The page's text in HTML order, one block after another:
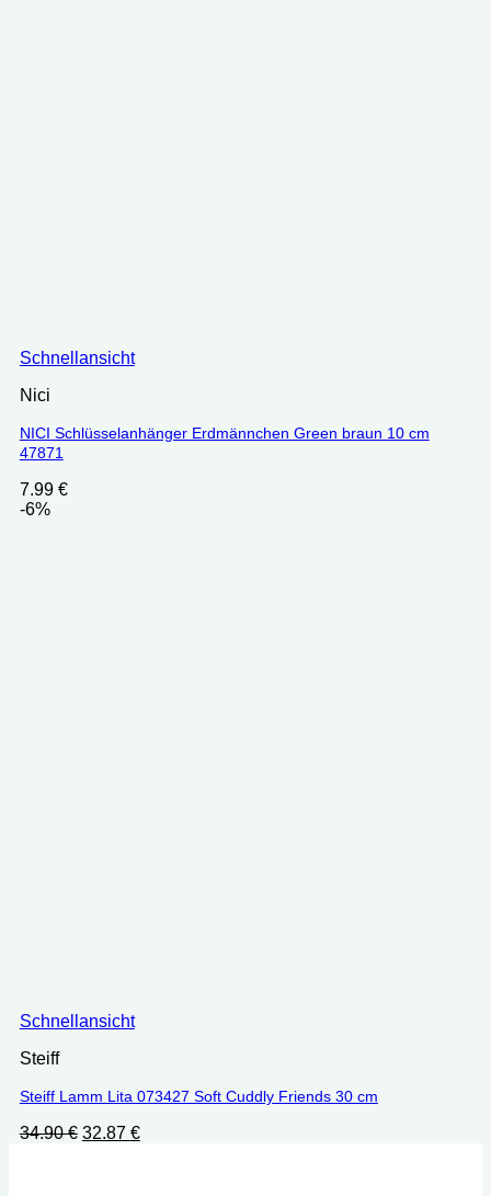
Schnellansicht
Nici
NICI Schlüsselanhänger Erdmännchen Green braun 10 cm
47871
7.99 €
-6%
Schnellansicht
Steiff
Steiff Lamm Lita 073427 Soft Cuddly Friends 30 cm
34.90€ Ursprünglicher
32.87 €Aktueller